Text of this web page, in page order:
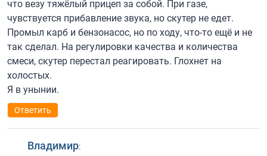
что везу тяжëлый прицеп за собой. При газе,
чувствуется прибавление звука, но скутер не едет.
Промыл карб и бензонасос, но по ходу, что-то ещë и не
так сделал. На регулировки качества и количества
смеси, скутер перестал реагировать. Глохнет на
холостых.
Я в унынии.
Ответить
Владимир: